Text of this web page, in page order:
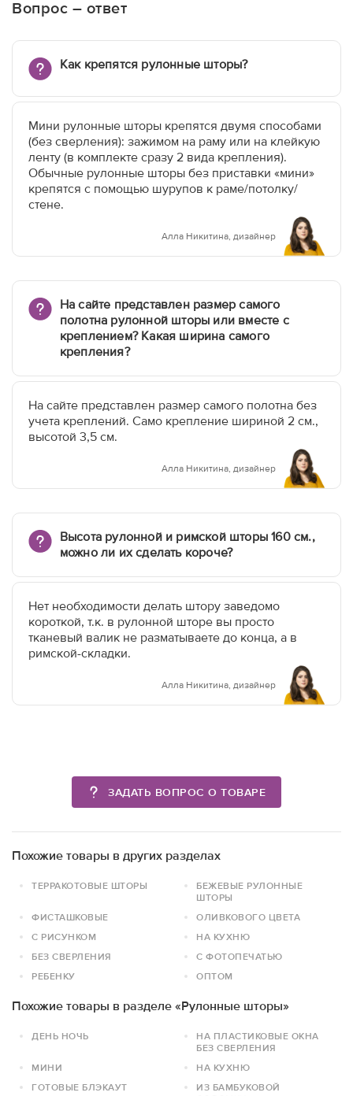
Вопрос – ответ
Как крепятся рулонные шторы?
Мини рулонные шторы крепятся двумя способами
(без сверления): зажимом на раму или на клейкую
ленту (в комплекте сразу 2 вида крепления).
Обычные рулонные шторы без приставки «мини»
крепятся с помощью шурупов к раме/потолку/
стене.
Алла Никитина, дизайнер
На сайте представлен размер самого
полотна рулонной шторы или вместе с
креплением? Какая ширина самого
крепления?
На сайте представлен размер самого полотна без
учета креплений. Само крепление шириной 2 см.,
высотой 3,5 см.
Алла Никитина, дизайнер
Высота рулонной и римской шторы 160 см.,
можно ли их сделать короче?
Нет необходимости делать штору заведомо
короткой, т.к. в рулонной шторе вы просто
тканевый валик не разматываете до конца, а в
римской-складки.
Алла Никитина, дизайнер
ЗАДАТЬ ВОПРОС О ТОВАРЕ
Похожие товары в других разделах
ТЕРРАКОТОВЫЕ ШТОРЫ
БЕЖЕВЫЕ РУЛОННЫЕ
ШТОРЫ
ФИСТАШКОВЫЕ
ОЛИВКОВОГО ЦВЕТА
С РИСУНКОМ
НА КУХНЮ
БЕЗ СВЕРЛЕНИЯ
С ФОТОПЕЧАТЬЮ
РЕБЕНКУ
ОПТОМ
Похожие товары в разделе «Рулонные шторы»
ДЕНЬ НОЧЬ
НА ПЛАСТИКОВЫЕ ОКНА
БЕЗ СВЕРЛЕНИЯ
МИНИ
НА КУХНЮ
ГОТОВЫЕ БЛЭКАУТ
ИЗ БАМБУКОВОЙ